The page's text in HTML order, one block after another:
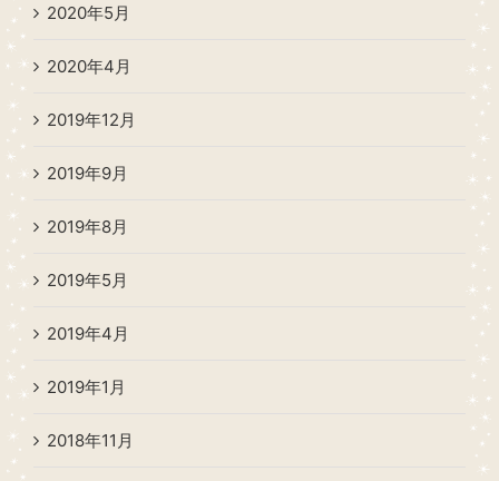
2020年5月
2020年4月
2019年12月
2019年9月
2019年8月
2019年5月
2019年4月
2019年1月
2018年11月